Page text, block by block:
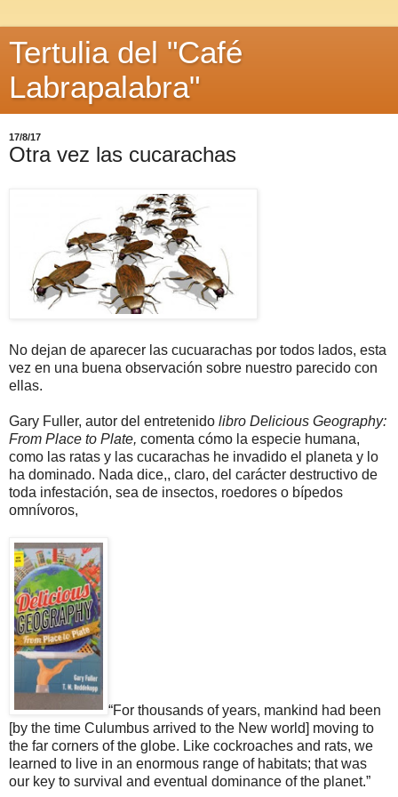
Tertulia del "Café
Labrapalabra"
17/8/17
Otra vez las cucarachas
No dejan de aparecer las cucuarachas por todos lados, esta
vez en una buena observación sobre nuestro parecido con
ellas.
Gary Fuller, autor del entretenido libro Delicious Geography:
From Place to Plate, comenta cómo la especie humana,
como las ratas y las cucarachas he invadido el planeta y lo
ha dominado. Nada dice,, claro, del carácter destructivo de
toda infestación, sea de insectos, roedores o bípedos
omnívoros,
“For thousands of years, mankind had been
[by the time Culumbus arrived to the New world] moving to
the far corners of the globe. Like cockroaches and rats, we
learned to live in an enormous range of habitats; that was
our key to survival and eventual dominance of the planet.”